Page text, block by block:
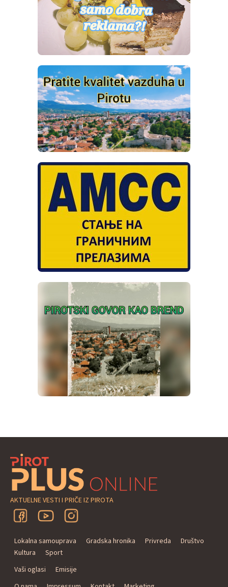
AKTUELNE VESTI I PRIČE IZ PIROTA
Lokalna samouprava Gradska hronika Privreda
Društvo
Kultura
Sport
Vaši oglasi
Emisije